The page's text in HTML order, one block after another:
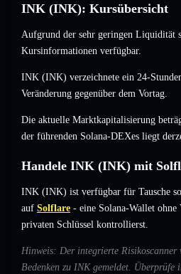
INK (INK): Kursübersicht
Aufgrund der sehr geringen Liquidität
Kursinformationen verfügbar.
INK (INK) verzeichnete ein 24-
Veränderung gegenüber dem Vortag.
Die aktuelle Marktkapitalisierung
der führenden Solana-DEXes liegt
Handele INK (INK) mit
INK (INK) ist verfügbar für Tausche
auf Solflare - eine Solana-Wallet
privaten Schlüssel kontrollierst.
Hinweis: Der integrierte Risikoscanner
Bedenken zu INK gemeldet. Überprüfe